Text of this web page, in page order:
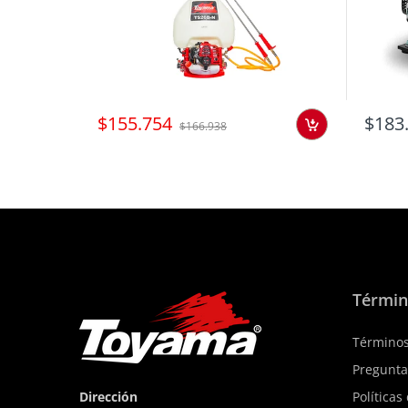
$155.754 $166.938
Dirección
Políticas